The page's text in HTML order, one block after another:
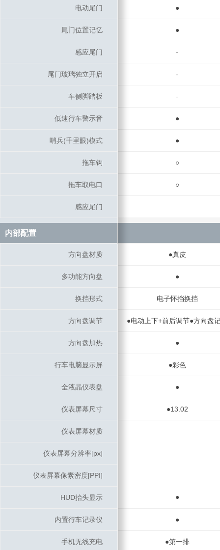
电动尾门 ●
尾门位置记忆 ●
感应尾门 -
尾门玻璃独立开启 -
车侧脚踏板 -
低速行车警示音 ●
哨兵(千里眼)模式 ●
拖车钩 ○
拖车取电口 ○
感应尾门
内部配置
方向盘材质 ●真皮
多功能方向盘 ●
换挡形式 电子怀挡换挡
方向盘调节 ●电动上下+前后调节●方向盘
方向盘加热 ●
行车电脑显示屏 ●彩色
全液晶仪表盘 ●
仪表屏幕尺寸 ●13.02
仪表屏幕材质
仪表屏幕分辨率[px]
仪表屏幕像素密度[PPI]
HUD抬头显示 ●
内置行车记录仪 ●
手机无线充电 ●第一排
电动尾门
尾门位置记忆
感应尾门
尾门玻璃独立开启
车侧脚踏板
低速行车警示音
哨兵(千里眼)模式
拖车钩
拖车取电口
感应尾门
内部配置
方向盘材质
多功能方向盘
换挡形式
方向盘调节
方向盘加热
行车电脑显示屏
全液晶仪表盘
仪表屏幕尺寸
仪表屏幕材质
仪表屏幕分辨率[px]
仪表屏幕像素密度[PPI]
HUD抬头显示
内置行车记录仪
手机无线充电